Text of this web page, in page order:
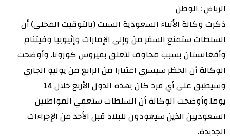
الرياض : الوطن
ذكرت وكالة الأنباء السعودية السبت (بالتوقيت المحلي) أن
السلطات ستمنع السفر من وإلى الإمارات وإثيوبيا وفيتنام
وأفغانستان بسبب مخاوف تتعلق بفيروس كورونا. وأوضحت
الوكالة أن الحظر سيسري اعتبارا من الرابع من يوليو الجاري
وسيطبق على أي فرد كان بهذه الدول الأربع خلال 14
يوما.وأوضحت الوكالة أن السلطات ستعفي المواطنين
السعوديين الذين سيعودون للبلاد قبل الأحد من الإجراءات
الجديدة.